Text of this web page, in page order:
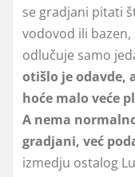
se gradjani pitati
vodovod ili
odlučuje samo
otišlo je odavde,
hoće malo veće
A nema
gradjani, već
izmedju ostalog